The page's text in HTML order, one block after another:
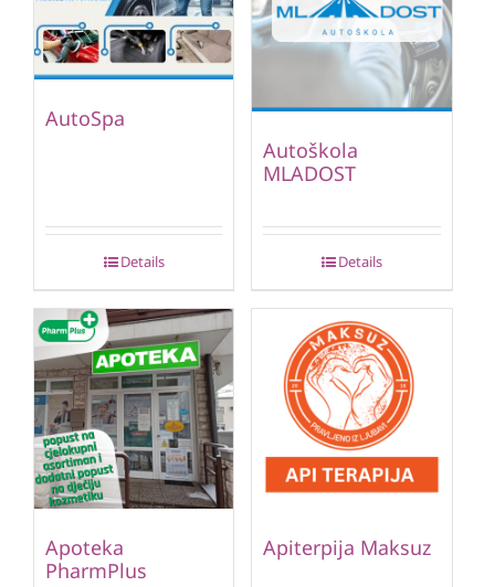
AutoSpa
Details
Autoškola
MLADOST
Details
Apoteka
PharmPlus
Apiterpija Maksuz